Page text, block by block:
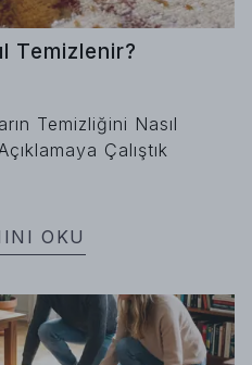
Temizlenir?
Temizliğini Nasıl
Çalıştık
OKU